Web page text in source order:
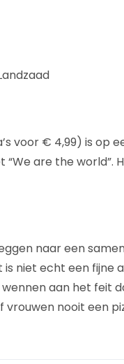
voor € 4,99) is op
are the world”.
naar een
niet echt een fijne
aan het feit
vrouwen nooit een